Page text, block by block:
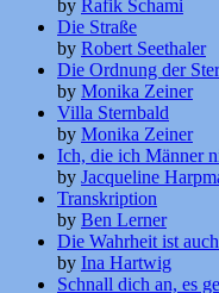
by Rafik Schami
Die Straße
by Robert Seethaler
Die Ordnung der
by Monika Zeiner
Villa Sternbald
by Monika Zeiner
Ich, die ich Männer
by Jacqueline
Transkription
by Ben Lerner
Die Wahrheit ist
by Ina Hartwig
Schnall dich an, es